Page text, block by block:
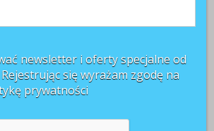
newsletter i oferty specjalne od
Rejestrując się wyrażam zgodę na
prywatności